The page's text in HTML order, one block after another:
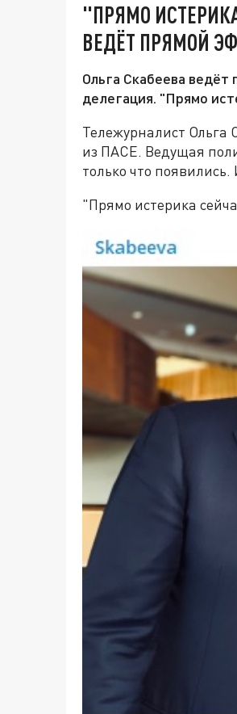
"ПРЯМО
ВЕДЁТ ПРЯМОЙ
Ольга Скабеева ведёт
делегация. "Прямо
Тележурналист Ольга
из ПАСЕ. Ведущая
только что
"Прямо истерика